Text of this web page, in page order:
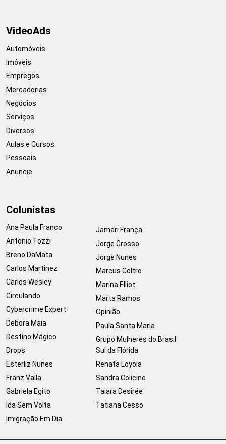
VideoAds
Automóveis
Imóveis
Empregos
Mercadorias
Negócios
Serviços
Diversos
Aulas e Cursos
Pessoais
Anuncie
Colunistas
Ana Paula Franco
Antonio Tozzi
Breno DaMata
Carlos Martinez
Carlos Wesley
Circulando
Cybercrime Expert
Debora Maia
Destino Mágico
Drops
Esterliz Nunes
Franz Valla
Gabriela Egito
Ida Sem Volta
Imigração Em Dia
Jamari França
Jorge Grosso
Jorge Nunes
Marcus Coltro
Marina Elliot
Marta Ramos
Opinião
Paula Santa Maria
Grupo Mulheres do Brasil
Sul da Flórida
Renata Loyola
Sandra Colicino
Taiara Desirée
Tatiana Cesso